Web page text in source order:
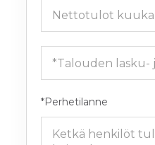
*Perhetilanne